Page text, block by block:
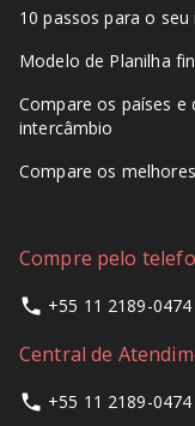
10 passos para o
Modelo de Planilha
Compare os países
intercâmbio
Compare os
Compre pelo
+55 11 2189-0474
Central de
+55 11 2189-0474